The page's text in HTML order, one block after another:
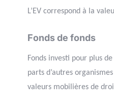
L’EV correspond à la
Fonds de fonds
Fonds investi pour plus
parts d’autres
valeurs mobilières de